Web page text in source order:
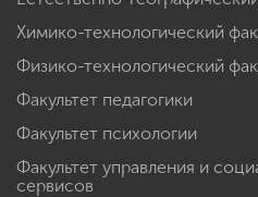
Факультет дизайна, изящных
технологий
Естественно-географический
Химико-технологический
Физико-технологический
Факультет педагогики